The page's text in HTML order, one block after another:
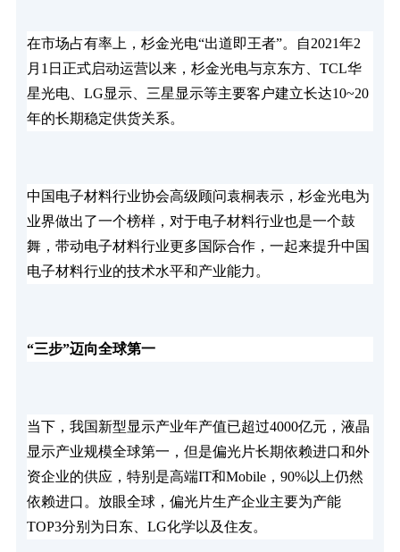
在市场占有率上，杉金光电“出道即王者”。自2021年2
月1日正式启动运营以来，杉金光电与京东方、TCL华
星光电、LG显示、三星显示等主要客户建立长达10~20
年的长期稳定供货关系。
中国电子材料行业协会高级顾问袁桐表示，杉金光电为
业界做出了一个榜样，对于电子材料行业也是一个鼓
舞，带动电子材料行业更多国际合作，一起来提升中国
电子材料行业的技术水平和产业能力。
“三步”迈向全球第一
当下，我国新型显示产业年产值已超过4000亿元，液晶
显示产业规模全球第一，但是偏光片长期依赖进口和外
资企业的供应，特别是高端IT和Mobile，90%以上仍然
依赖进口。放眼全球，偏光片生产企业主要为产能
TOP3分别为日东、LG化学以及住友。